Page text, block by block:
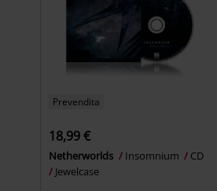
Prevendita
18,99 €
Netherworlds Insomnium
CD
Jewelcase